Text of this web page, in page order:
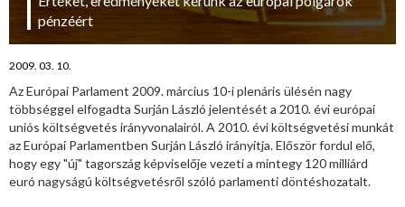
pénzéért
2009. 03. 10.
Az Európai Parlament 2009. március 10-i plenáris ülésén nagy
többséggel elfogadta Surján László jelentését a 2010. évi európai
uniós költségvetés irányvonalairól. A 2010. évi költségvetési munkát
az Európai Parlamentben Surján László irányítja. Először fordul elő,
hogy egy "új" tagország képviselője vezeti a mintegy 120 milliárd
euró nagyságú költségvetésről szóló parlamenti döntéshozatalt.